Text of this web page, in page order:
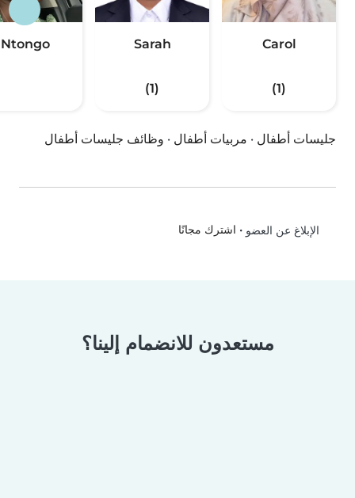
Carol
(1)
Sarah
(1)
Ntongo
جليسات أطفال · مربيات أطفال · وظائف جليسات أطفال
الإبلاغ عن العضو • اشترك مجانًا
مستعدون للانضمام إلينا؟